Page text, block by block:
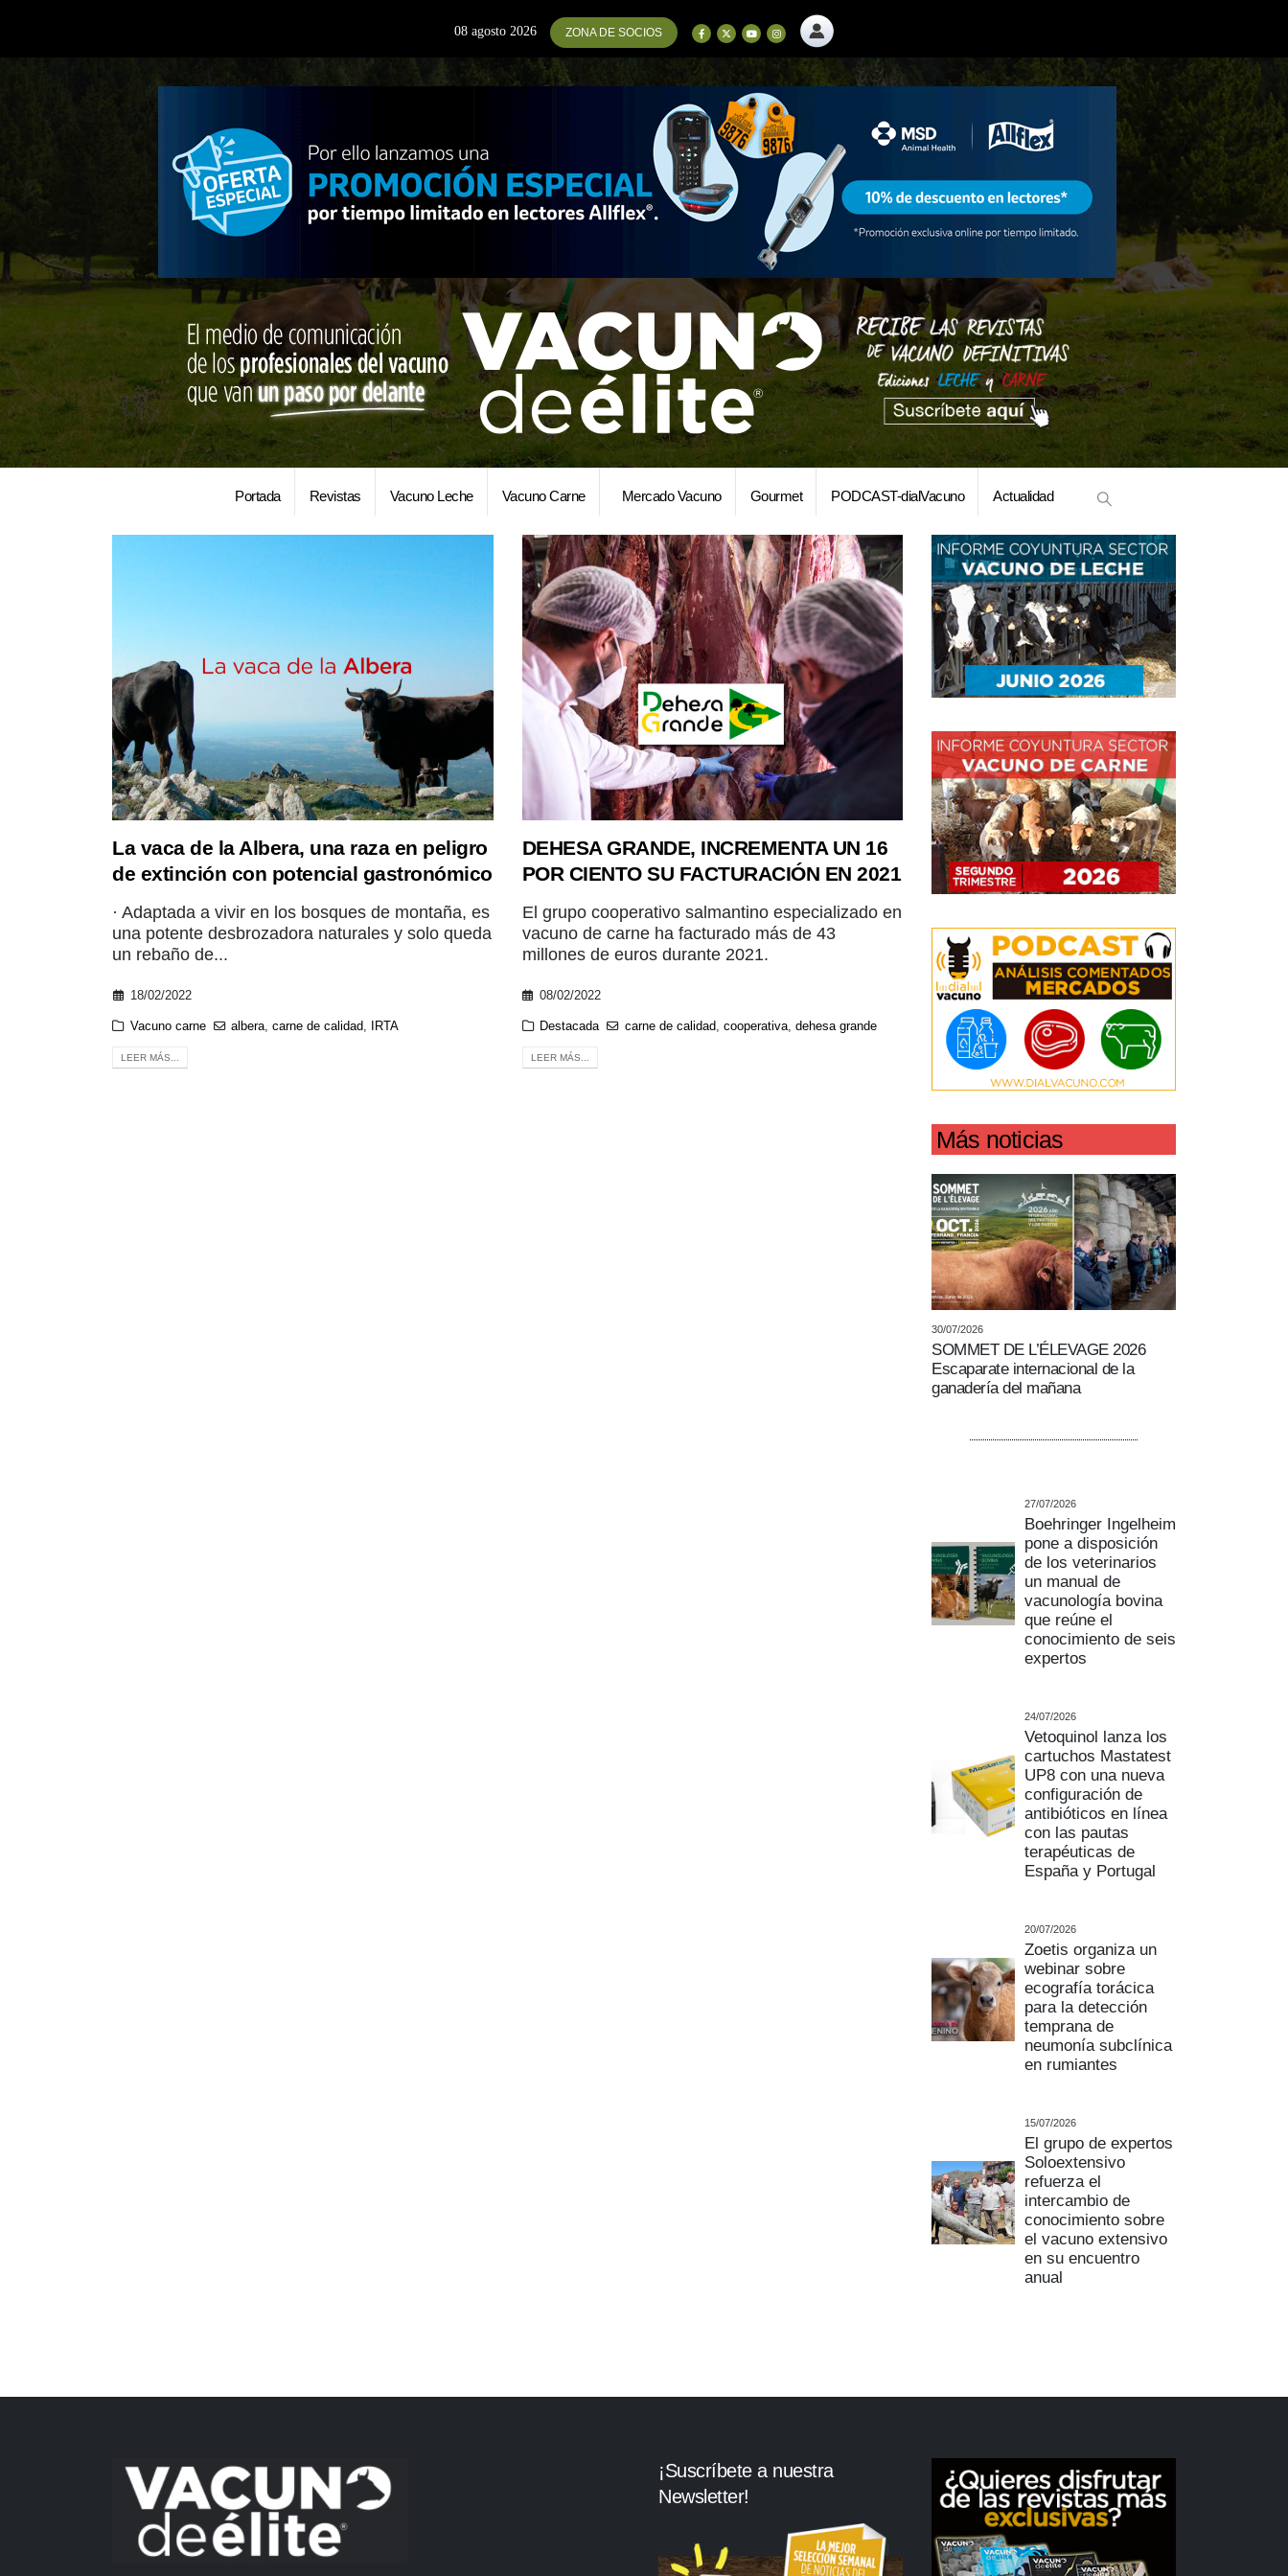
08 agosto 2026 ZONA DE SOCIOS
Portada Revistas Vacuno Leche Vacuno Carne Mercado Vacuno Gourmet PODCAST-dialVacuno Actualidad
La vaca de la Albera, una raza en peligro
de extinción con potencial gastronómico
· Adaptada a vivir en los bosques de montaña, es
una potente desbrozadora naturales y solo queda
un rebaño de...
18/02/2022
Vacuno carne albera,carne de calidad, IRTA
LEER MÁS...
DEHESA GRANDE, INCREMENTA UN 16
POR CIENTO SU FACTURACIÓN EN 2021
El grupo cooperativo salmantino especializado en
vacuno de carne ha facturado más de 43
millones de euros durante 2021.
08/02/2022
Destacada carne de calidad, cooperativa, dehesa grande
LEER MÁS...
Más noticias
30/07/2026
SOMMET DE L’ÉLEVAGE 2026
Escaparate internacional de la
ganadería del mañana
27/07/2026
Boehringer Ingelheim
pone a disposición
de los veterinarios
un manual de
vacunología bovina
que reúne el
conocimiento de seis
expertos
24/07/2026
Vetoquinol lanza los
cartuchos Mastatest
UP8 con una nueva
configuración de
antibióticos en línea
con las pautas
terapéuticas de
España y Portugal
20/07/2026
Zoetis organiza un
webinar sobre
ecografía torácica
para la detección
temprana de
neumonía subclínica
en rumiantes
15/07/2026
El grupo de expertos
Soloextensivo
refuerza el
intercambio de
conocimiento sobre
el vacuno extensivo
en su encuentro
anual
¡Suscríbete a nuestra
Newsletter!